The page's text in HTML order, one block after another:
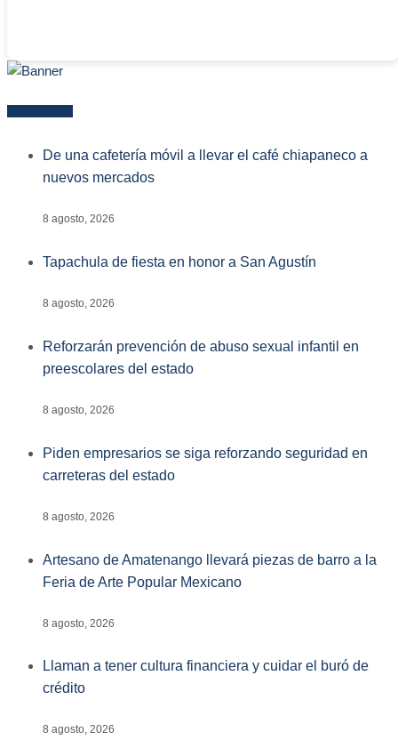
De una cafetería móvil a llevar el café chiapaneco a
nuevos mercados
8 agosto, 2026
Tapachula de fiesta en honor a San Agustín
8 agosto, 2026
Reforzarán prevención de abuso sexual infantil en
preescolares del estado
8 agosto, 2026
Piden empresarios se siga reforzando seguridad en
carreteras del estado
8 agosto, 2026
Artesano de Amatenango llevará piezas de barro a la
Feria de Arte Popular Mexicano
8 agosto, 2026
Llaman a tener cultura financiera y cuidar el buró de
crédito
8 agosto, 2026